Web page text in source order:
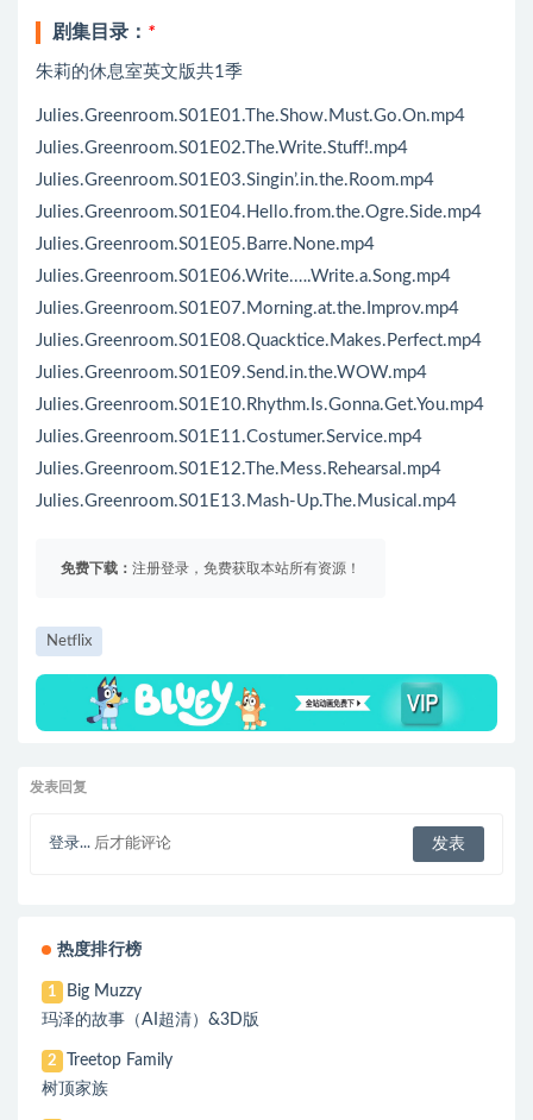
剧集目录： *
朱莉的休息室英文版共1季
Julies.Greenroom.S01E01.The.Show.Must.Go.On.mp4
Julies.Greenroom.S01E02.The.Write.Stuff!.mp4
Julies.Greenroom.S01E03.Singin’.in.the.Room.mp4
Julies.Greenroom.S01E04.Hello.from.the.Ogre.Side.mp4
Julies.Greenroom.S01E05.Barre.None.mp4
Julies.Greenroom.S01E06.Write.….Write.a.Song.mp4
Julies.Greenroom.S01E07.Morning.at.the.Improv.mp4
Julies.Greenroom.S01E08.Quacktice.Makes.Perfect.mp4
Julies.Greenroom.S01E09.Send.in.the.WOW.mp4
Julies.Greenroom.S01E10.Rhythm.Is.Gonna.Get.You.mp4
Julies.Greenroom.S01E11.Costumer.Service.mp4
Julies.Greenroom.S01E12.The.Mess.Rehearsal.mp4
Julies.Greenroom.S01E13.Mash-Up.The.Musical.mp4
免费下载： 注册登录，免费获取本站所有资源！
Netflix
发表回复
登录... 后才能评论
热度排行榜
1
Big Muzzy
玛泽的故事（AI超清）&3D版
2
Treetop Family
树顶家族